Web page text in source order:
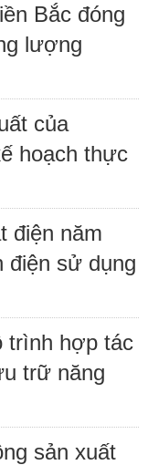
Bắc đóng
lượng
của
hoạch thực
điện năm
điện sử dụng
trình hợp tác
trữ năng
sản xuất